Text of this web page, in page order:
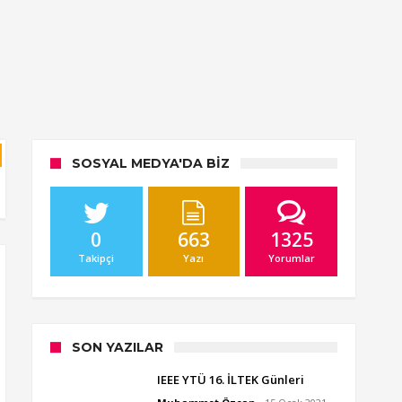
SOSYAL MEDYA'DA BIZ
0
Takipçi
663
Yazı
1325
Yorumlar
SON YAZILAR
IEEE YTÜ 16. İLTEK Günleri